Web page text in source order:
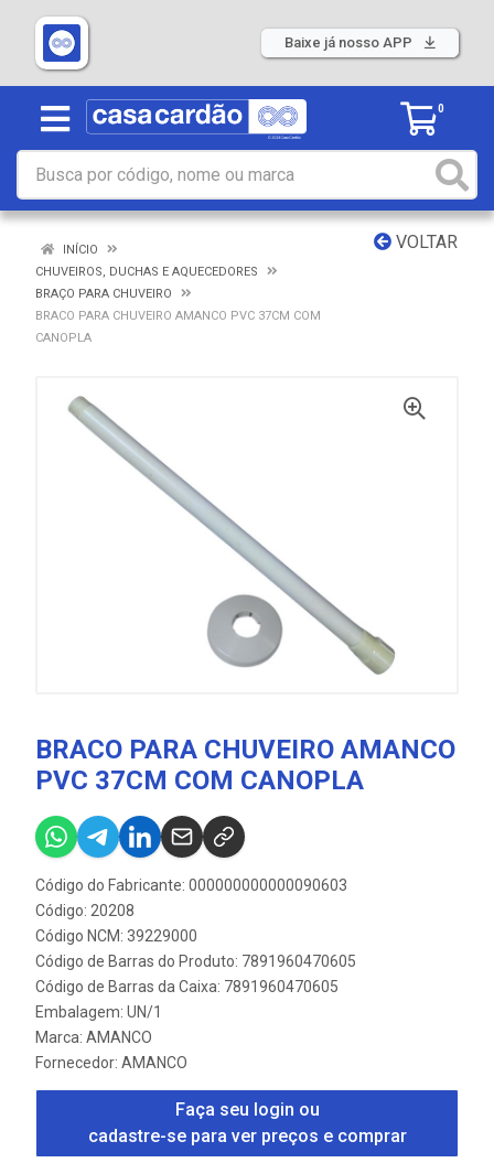
Baixe já nosso APP
0
VOLTAR
INÍCIO
CHUVEIROS, DUCHAS E AQUECEDORES
BRAÇO PARA CHUVEIRO
BRACO PARA CHUVEIRO AMANCO PVC 37CM COM
CANOPLA
BRACO PARA CHUVEIRO AMANCO
PVC 37CM COM CANOPLA
Código do Fabricante: 000000000000090603
Código: 20208
Código NCM: 39229000
Código de Barras do Produto: 7891960470605
Código de Barras da Caixa: 7891960470605
Embalagem: UN/1
Marca: AMANCO
Fornecedor: AMANCO
Faça seu login ou
cadastre-se para ver preços e comprar